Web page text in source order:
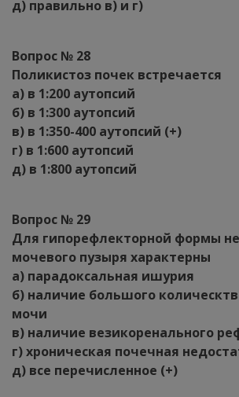
д) правильно в) и г)
Вопрос № 28
Поликистоз почек встречается
а) в 1:200 аутопсий
б) в 1:300 аутопсий
в) в 1:350-400 аутопсий (+)
г) в 1:600 аутопсий
д) в 1:800 аутопсий
Вопрос № 29
Для гипорефлекторной формы
мочевого пузыря характерны
а) парадоксальная ишурия
б) наличие большого
мочи
в) наличие везикоренального
г) хроническая почечная
д) все перечисленное (+)